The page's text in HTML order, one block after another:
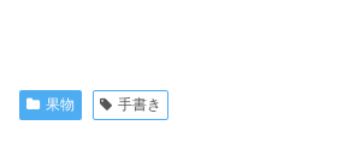
果物 手書き